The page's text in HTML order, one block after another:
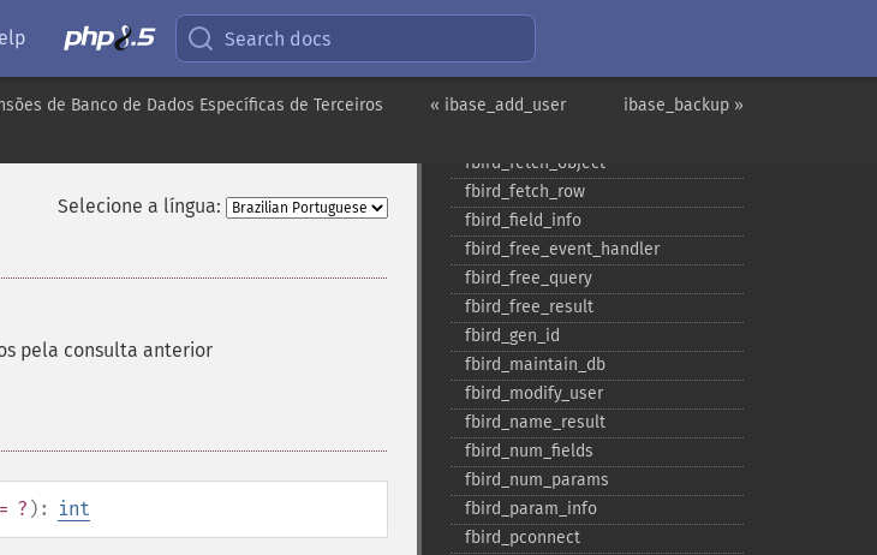
Search docs
ibase_backup »
« ibase_add_user
de Banco de Dados Específicas de Terceiros
Selecione a língua:
pela consulta anterior
= ? ): int
fbird_​drop_​db
fbird_​errmsg
fbird_​execute
fbird_​fetch_​object
fbird_​fetch_​row
fbird_​field_​info
fbird_​free_​event_​handler
fbird_​free_​query
fbird_​free_​result
fbird_​gen_​id
fbird_​maintain_​db
fbird_​modify_​user
fbird_​name_​result
fbird_​num_​fields
fbird_​num_​params
fbird_​param_​info
fbird_​pconnect